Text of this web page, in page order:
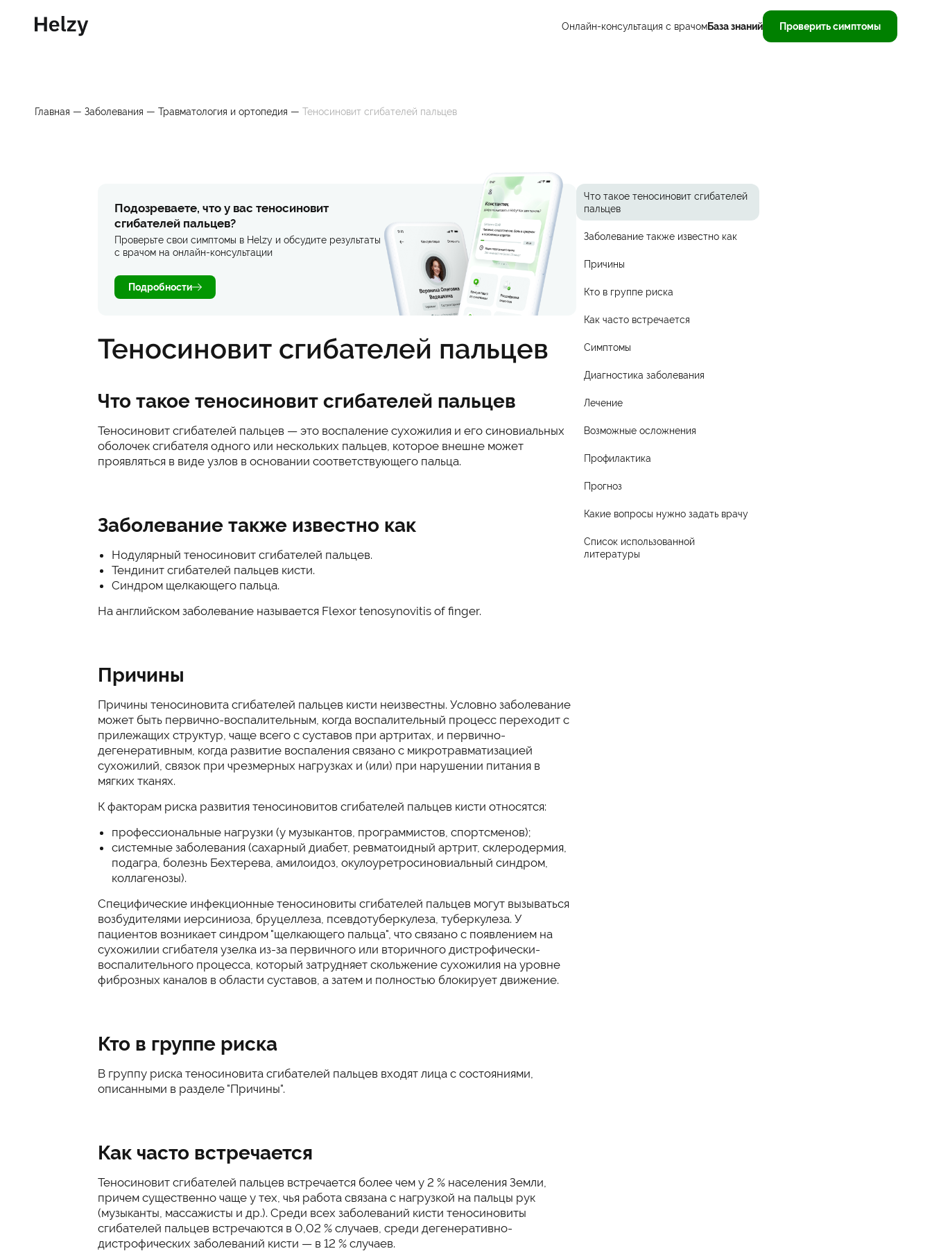
Онлайн-консультация с врачомБаза знаний Проверить симптомы
Главная — Заболевания — Травматология и ортопедия — Теносиновит сгибателей пальцев
Подозреваете, что у вас теносиновит
сгибателей пальцев?
Проверьте свои симптомы в Helzy и обсудите результаты
с врачом на онлайн-консультации
Подробности
Теносиновит сгибателей пальцев
Что такое теносиновит сгибателей пальцев
Теносиновит сгибателей пальцев — это воспаление сухожилия и его синовиальных
оболочек сгибателя одного или нескольких пальцев, которое внешне может
проявляться в виде узлов в основании соответствующего пальца.
Заболевание также известно как
Нодулярный теносиновит сгибателей пальцев.
Тендинит сгибателей пальцев кисти.
Синдром щелкающего пальца.
На английском заболевание называется Flexor tenosynovitis of finger.
Причины
Причины теносиновита сгибателей пальцев кисти неизвестны. Условно заболевание
может быть первично-воспалительным, когда воспалительный процесс переходит с
прилежащих структур, чаще всего с суставов при артритах, и первично-
дегенеративным, когда развитие воспаления связано с микротравматизацией
сухожилий, связок при чрезмерных нагрузках и (или) при нарушении питания в
мягких тканях.
К факторам риска развития теносиновитов сгибателей пальцев кисти относятся:
профессиональные нагрузки (у музыкантов, программистов, спортсменов);
системные заболевания (сахарный диабет, ревматоидный артрит, склеродермия,
подагра, болезнь Бехтерева, амилоидоз, окулоуретросиновиальный синдром,
коллагенозы).
Специфические инфекционные теносиновиты сгибателей пальцев могут вызываться
возбудителями иерсиниоза, бруцеллеза, псевдотуберкулеза, туберкулеза. У
пациентов возникает синдром "щелкающего пальца", что связано с появлением на
сухожилии сгибателя узелка из-за первичного или вторичного дистрофически-
воспалительного процесса, который затрудняет скольжение сухожилия на уровне
фиброзных каналов в области суставов, а затем и полностью блокирует движение.
Кто в группе риска
В группу риска теносиновита сгибателей пальцев входят лица с состояниями,
описанными в разделе "Причины".
Как часто встречается
Теносиновит сгибателей пальцев встречается более чем у 2 % населения Земли,
причем существенно чаще у тех, чья работа связана с нагрузкой на пальцы рук
(музыканты, массажисты и др.). Среди всех заболеваний кисти теносиновиты
сгибателей пальцев встречаются в 0,02 % случаев, среди дегенеративно-
дистрофических заболеваний кисти — в 12 % случаев.
Что такое теносиновит сгибателей
пальцев
Заболевание также известно как
Причины
Кто в группе риска
Как часто встречается
Симптомы
Диагностика заболевания
Лечение
Возможные осложнения
Профилактика
Прогноз
Какие вопросы нужно задать врачу
Список использованной
литературы